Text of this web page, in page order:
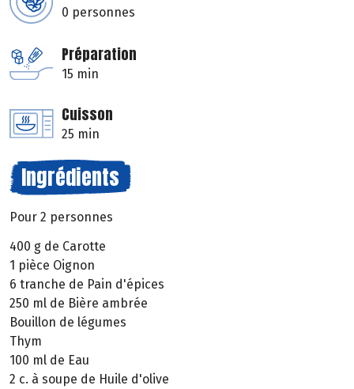
0 personnes
Préparation
15 min
Cuisson
25 min
Ingrédients
Pour 2 personnes
400 g de Carotte
1 pièce Oignon
6 tranche de Pain d'épices
250 ml de Bière ambrée
Bouillon de légumes
Thym
100 ml de Eau
2 c. à soupe de Huile d'olive